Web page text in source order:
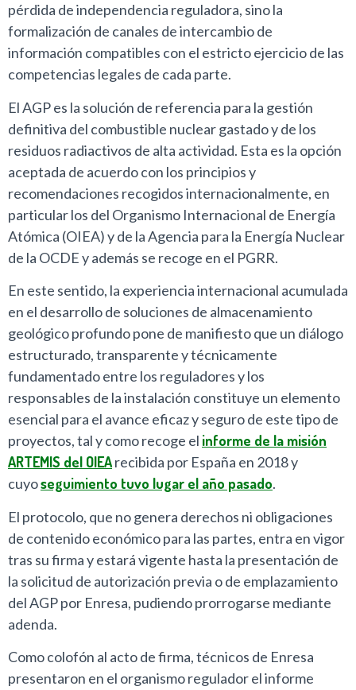
pérdida de independencia reguladora, sino la
formalización de canales de intercambio de
información compatibles con el estricto ejercicio de las
competencias legales de cada parte.
El AGP es la solución de referencia para la gestión
definitiva del combustible nuclear gastado y de los
residuos radiactivos de alta actividad. Esta es la opción
aceptada de acuerdo con los principios y
recomendaciones recogidos internacionalmente, en
particular los del Organismo Internacional de Energía
Atómica (OIEA) y de la Agencia para la Energía Nuclear
de la OCDE y además se recoge en el PGRR.
En este sentido, la experiencia internacional acumulada
en el desarrollo de soluciones de almacenamiento
geológico profundo pone de manifiesto que un diálogo
estructurado, transparente y técnicamente
fundamentado entre los reguladores y los
responsables de la instalación constituye un elemento
esencial para el avance eficaz y seguro de este tipo de
proyectos, tal y como recoge el informe de la misión
ARTEMIS del OIEArecibida por España en 2018 y
cuyoseguimiento tuvo lugar el año pasado.
El protocolo, que no genera derechos ni obligaciones
de contenido económico para las partes, entra en vigor
tras su firma y estará vigente hasta la presentación de
la solicitud de autorización previa o de emplazamiento
del AGP por Enresa, pudiendo prorrogarse mediante
adenda.
Como colofón al acto de firma, técnicos de Enresa
presentaron en el organismo regulador el informe